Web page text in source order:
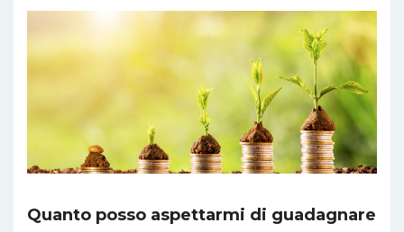
Quanto posso aspettarmi di guadagnare